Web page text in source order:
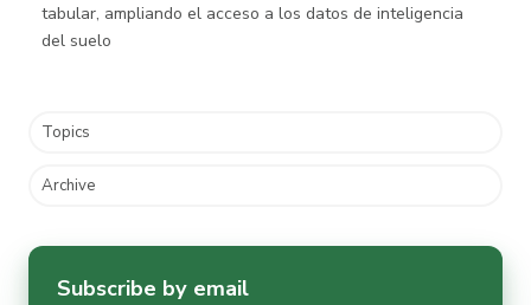
tabular, ampliando el acceso a los datos de inteligencia
del suelo
Topics
Archive
Subscribe by email